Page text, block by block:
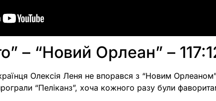
– “Новий Орлеан” –
Олексія Леня не впорався з “Новим
“Пеліканз”, хоча кожного разу були